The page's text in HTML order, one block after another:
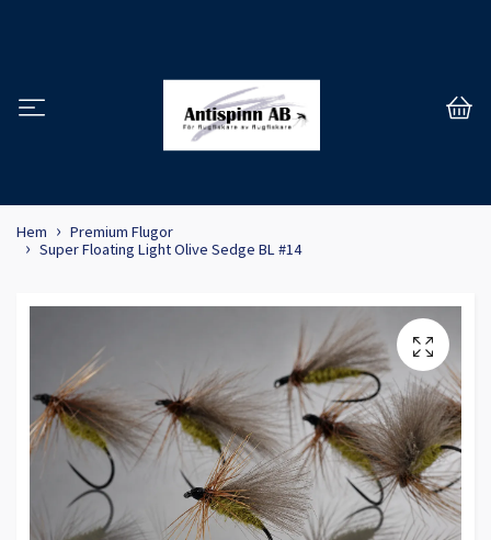
Hem
Premium Flugor
Super Floating Light Olive Sedge BL #14